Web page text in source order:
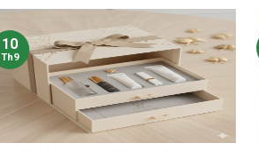
10
Th9